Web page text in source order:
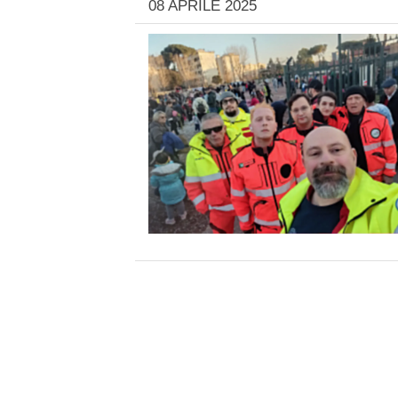
08 APRILE 2025